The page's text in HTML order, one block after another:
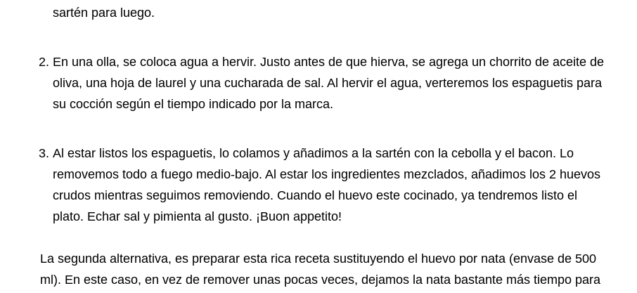
sartén para luego.
En una olla, se coloca agua a hervir. Justo antes de que hierva, se agrega un chorrito de aceite de
oliva, una hoja de laurel y una cucharada de sal. Al hervir el agua, verteremos los espaguetis para
su cocción según el tiempo indicado por la marca.
Al estar listos los espaguetis, lo colamos y añadimos a la sartén con la cebolla y el bacon. Lo
removemos todo a fuego medio-bajo. Al estar los ingredientes mezclados, añadimos los 2 huevos
crudos mientras seguimos removiendo. Cuando el huevo este cocinado, ya tendremos listo el
plato. Echar sal y pimienta al gusto. ¡Buon appetito!
La segunda alternativa, es preparar esta rica receta sustituyendo el huevo por nata (envase de 500
ml). En este caso, en vez de remover unas pocas veces, dejamos la nata bastante más tiempo para